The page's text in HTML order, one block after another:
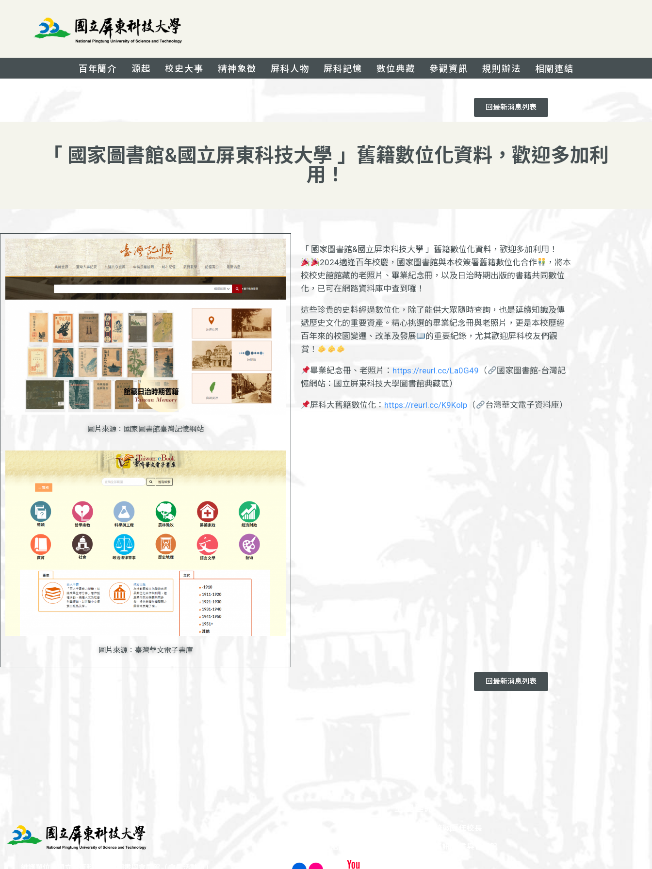
百年簡介 源起 校史大事 精神象徵 屏科人物 屏科記憶 數位典藏 參觀資訊 規則辦法 相關連結
回最新消息列表
「 國家圖書館&國立屏東科技大學 」舊籍數位化資料，歡迎多加利
用！
圖片來源：國家圖書館臺灣記憶網站
圖片來源：臺灣華文電子書庫
「 國家圖書館&國立屏東科技大學 」舊籍數位化資料，歡迎多加利用！
2024適逢百年校慶，國家圖書館與本校簽署舊籍數位化合作
，將本
校校史館館藏的老照片、畢業紀念冊，以及日治時期出版的書籍共同數位
化，已可在網路資料庫中查到囉！
這些珍貴的史料經過數位化，除了能供大眾隨時查詢，也是延續知識及傳
遞歷史文化的重要資產。精心挑選的畢業紀念冊與老照片，更是本校歷經
百年來的校園變遷、改革及發展
的重要紀錄，尤其歡迎屏科校友們觀
賞！
畢業紀念冊、老照片： https://reurl.cc/La0G49 （
國家圖書館-台灣記
憶網站：國立屏東科技大學圖書館典藏區）
屏科大舊籍數位化： https://reurl.cc/K9Kolp （ 台灣華文電子資料庫）
回最新消息列表